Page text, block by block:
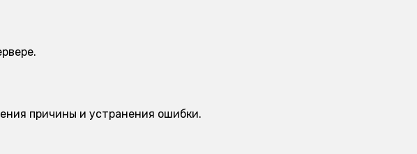
причины и устранения ошибки.